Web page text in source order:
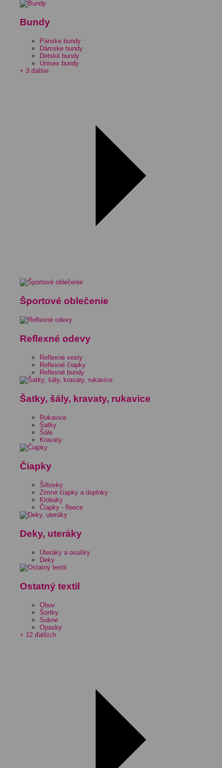
Bundy
Pánske bundy
Dámske bundy
Detské bundy
Unisex bundy
+ 3 ďalšie
Športové oblečenie
Reflexné odevy
Reflexné vesty
Reflexné čiapky
Reflexné bundy
Šatky, šály, kravaty, rukavice
Rukavice
Šatky
Šále
Kravaty
Čiapky
Šiltovky
Zimné čiapky a doplnky
Klobúky
Čiapky - fleece
Deky, uteráky
Uteráky a osušky
Deky
Ostatný textil
Obuv
Šortky
Sukne
Opasky
+ 12 ďalších